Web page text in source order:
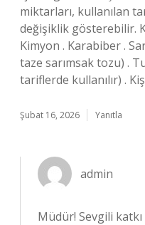
miktarları, kullanılan
değişiklik gösterebilir.
Kimyon . Karabiber .
taze sarımsak tozu) .
tariflerde kullanılır) .
Şubat 16, 2026 Yanıtla
admin
Müdür! Sevgili